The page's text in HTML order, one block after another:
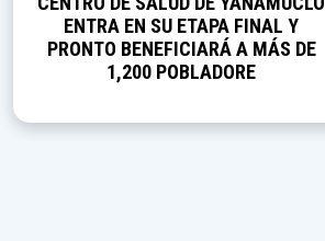
ENTRA EN SU ETAPA FINAL Y
PRONTO BENEFICIARÁ A MÁS DE
1,200 POBLADORE